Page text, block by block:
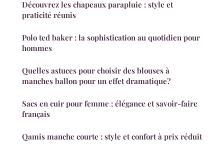
Découvrez les chapeaux parapluie : style et
praticité réunis
Polo ted baker : la sophistication au quotidien pour
hommes
Quelles astuces pour choisir des blouses à
manches ballon pour un effet dramatique?
Sacs en cuir pour femme : élégance et savoir-faire
français
Qamis manche courte : style et confort à prix réduit